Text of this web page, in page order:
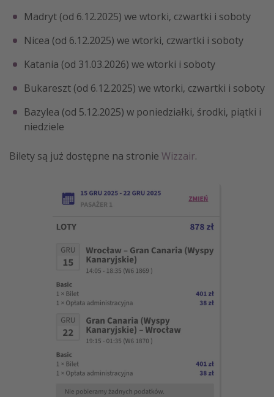
Więcej tematów
Newsy, ciekawostki, porady podróżnicze
Najlepsze aplikacje podróżnicze
Madryt (od 6.12.2025) we wtorki, czwartki i soboty
Nicea (od 6.12.2025) we wtorki, czwartki i soboty
Katania (od 31.03.2026) we wtorki i soboty
Bukareszt (od 6.12.2025) we wtorki, czwartki i soboty
Bazylea (od 5.12.2025) w poniedziałki, środki, piątki i
niedziele
Bilety są już dostępne na stronie Wizzair.